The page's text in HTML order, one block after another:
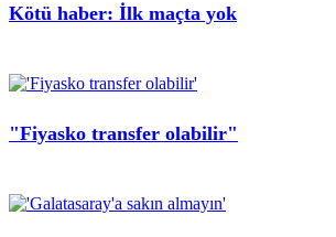
Kötü haber: İlk maçta yok
"Fiyasko transfer olabilir"